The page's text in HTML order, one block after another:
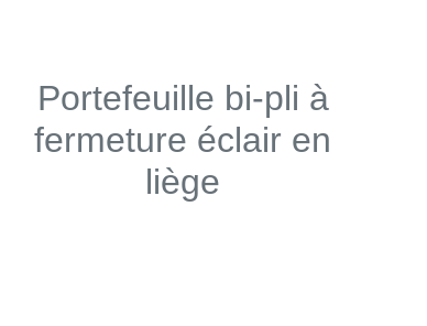
Portefeuille bi-pli à
fermeture éclair en
liège